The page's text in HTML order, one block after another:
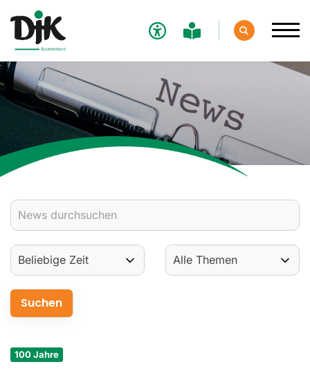
100 Jahre
Verband
Aktuelles
Verbands-News
Termine
Verantwortung
Aus- und Fortbildungen